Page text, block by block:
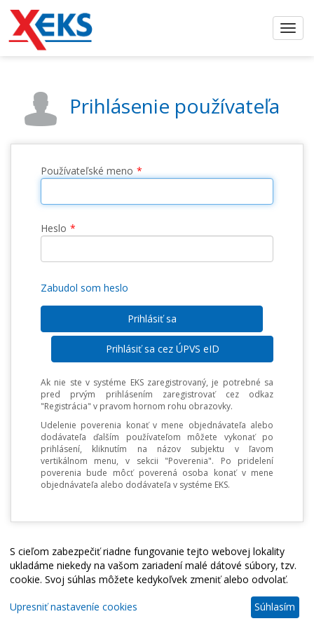
Prihlásenie používateľa
Používateľské meno
Heslo
Zabudol som heslo
Prihlásiť sa cez ÚPVS eID
Ak nie ste v systéme EKS zaregistrovaný, je potrebné sa
pred prvým prihlásením zaregistrovať cez odkaz
"Registrácia" v pravom hornom rohu obrazovky.
Udelenie poverenia konať v mene objednávateľa alebo
dodávateľa ďalším používateľom môžete vykonať po
prihlásení, kliknutím na názov subjektu v ľavom
vertikálnom menu, v sekcii "Poverenia". Po pridelení
poverenia bude môcť poverená osoba konať v mene
objednávateľa alebo dodávateľa v systéme EKS.
S cieľom zabezpečiť riadne fungovanie tejto webovej lokality
ukladáme niekedy na vašom zariadení malé dátové súbory, tzv.
cookie. Svoj súhlas môžete kedykoľvek zmeniť alebo odvolať.
Upresniť nastaveníe cookies Súhlasím